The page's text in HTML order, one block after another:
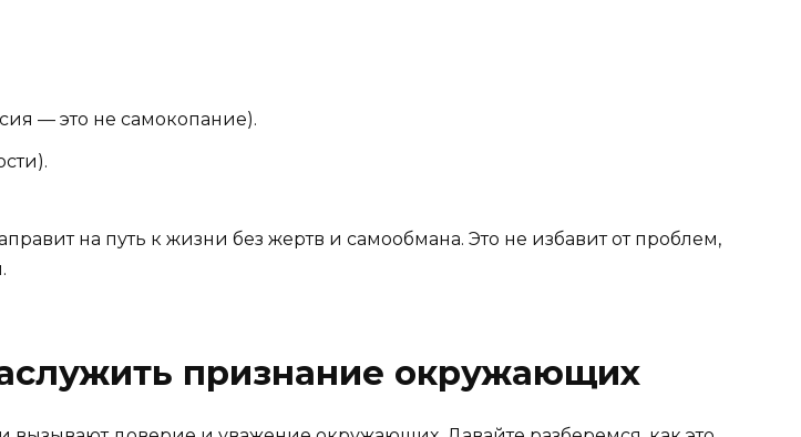
— это не самокопание).
на путь к жизни без жертв и самообмана. Это не избавит от проблем,
признание окружающих